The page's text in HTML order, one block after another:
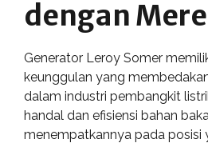
dengan
Generator Leroy Somer
keunggulan yang
dalam industri pembangkit
handal dan efisiensi bahan
menempatkannya pada posisi